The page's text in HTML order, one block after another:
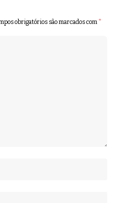
obrigatórios são marcados com *